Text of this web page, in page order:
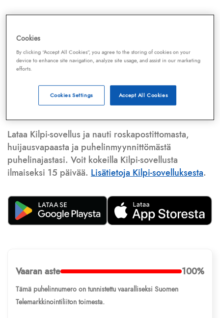
Telemarkkinointiliiton ja
puhelinmyyjienjatelemarkkinoijien numeroita.
Lisäksi tunnistamme automaattisesti, jos kyseessä on
puhelinhuijarin numero, sähköpostiosoitetai
huijausviesti. Tietokantaamme päivitetään jatkuvasti,
mikä varmistaa ajantasaisen suojan.
Lataa Kilpi-sovellus ja nauti roskapostittomasta,
huijausvapaasta ja puhelinmyynnittömästä
puhelinajastasi. Voit kokeilla Kilpi-sovellusta
ilmaiseksi 15 päivää. Lisätietoja Kilpi-sovelluksesta.
Vaaran aste 100%
Tämä puhelinnumero on tunnistettu vaaralliseksi Suomen
Telemarkkinointiliiton toimesta.
Cookies
By clicking “Accept All Cookies”, you agree to the storing of cookies on your
device to enhance site navigation, analyze site usage, and assist in our marketing
efforts.
Accept All Cookies
Cookies Settings